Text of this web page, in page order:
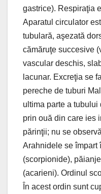
gastrice). Respiraţia
Aparatul circulator
tubulară, aşezată
cămăruţe succesive
vascular deschis,
lacunar. Excreţia se
pereche de tuburi
ultima parte a tubului
prin ouă din care ies
părinţii; nu se
Arahnidele se împart
(scorpionide),
(acarieni). Ordinul
În acest ordin sunt